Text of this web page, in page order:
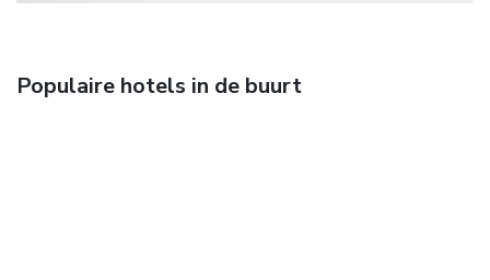
Populaire hotels in de buurt